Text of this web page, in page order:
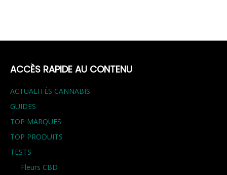
ACCÈS RAPIDE AU CONTENU
ACTUALITÉS CANNABIS
GUIDES
TOP MARQUES
TOP PRODUITS
TESTS
Fleurs CBD